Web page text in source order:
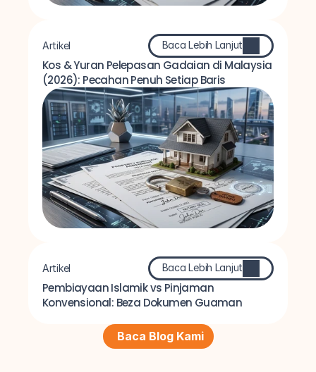
Artikel Baca Lebih Lanjut
Kos & Yuran Pelepasan Gadaian di Malaysia
(2026): Pecahan Penuh Setiap Baris
Artikel Baca Lebih Lanjut
Pembiayaan Islamik vs Pinjaman
Konvensional: Beza Dokumen Guaman
Baca Blog Kami